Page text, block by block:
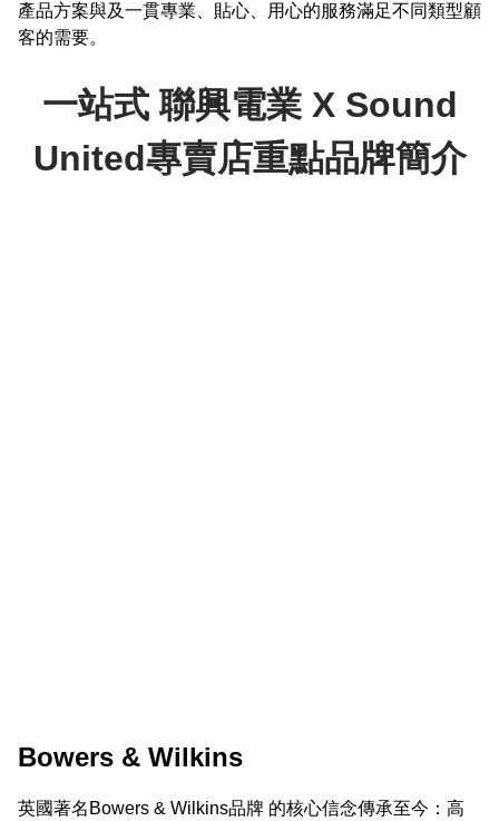
產品方案與及一貫專業、貼心、用心的服務滿足不同類型顧
客的需要。
一站式 聯興電業 X Sound
United專賣店重點品牌簡介
Bowers & Wilkins
英國著名Bowers & Wilkins品牌 的核心信念傳承至今：高